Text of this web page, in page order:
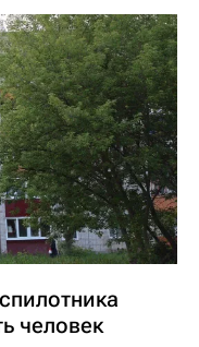
человек